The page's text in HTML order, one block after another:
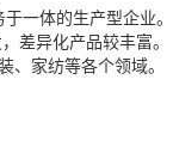
一体的生产型企业。
差异化产品较丰富。
家纺等各个领域。